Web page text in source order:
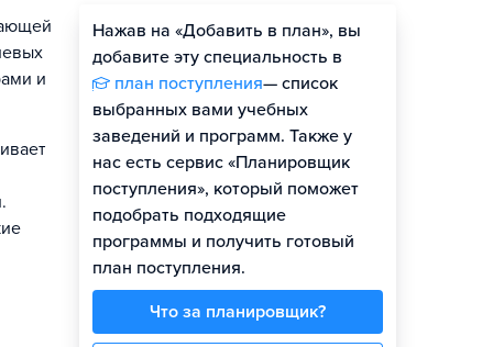
и
Нажав на «Добавить в план», вы
добавите эту специальность в
план поступления— список
выбранных вами учебных
заведений и программ. Также у
нас есть сервис «Планировщик
поступления», который поможет
подобрать подходящие
программы и получить готовый
план поступления.
Что за планировщик?